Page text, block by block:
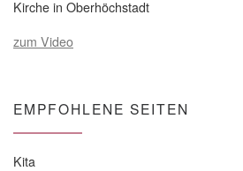
Kirche in Oberhöchstadt
zum Video
EMPFOHLENE SEITEN
Kita